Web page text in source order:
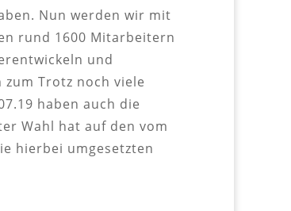
Nun werden wir mit
rund 1600 Mitarbeitern
und
Trotz noch viele
haben auch die
Wahl hat auf den vom
hierbei umgesetzten